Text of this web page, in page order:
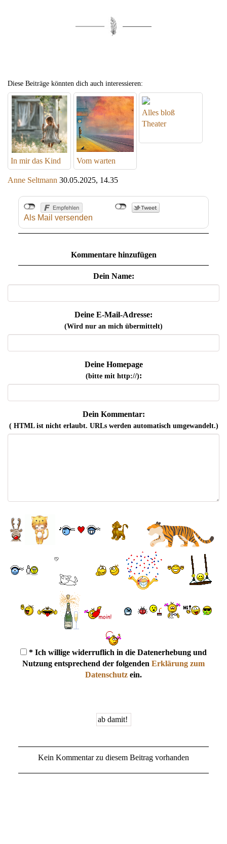
Diese Beiträge könnten dich auch interessieren:
In mir das Kind Vom warten
Alles bloß
Theater
Anne Seltmann 30.05.2025, 14.35
Als Mail versenden
Kommentare hinzufügen
Dein Name:
Deine E-Mail-Adresse:
(Wird nur an mich übermittelt)
Deine Homepage
(bitte mit http://):
Dein Kommentar:
( HTML ist nichterlaubt. URLs werden automatisch umgewandelt.)
* Ich willige widerruflich in die Datenerhebung und
Nutzung entsprechend der folgenden Erklärung zum
Datenschutz ein.
Kein Kommentar zu diesem Beitrag vorhanden